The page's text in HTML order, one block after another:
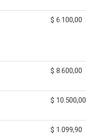
$ 6.100,00
$ 8.600,00
$ 10.500,00
$ 1.099,90